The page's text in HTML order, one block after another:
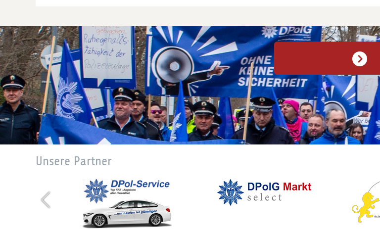
Unsere Partner